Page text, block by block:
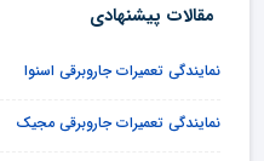
مقالات پیشنهادی
نمایندگی تعمیرات جاروبرقی اسنوا
نمایندگی تعمیرات جاروبرقی مجیک